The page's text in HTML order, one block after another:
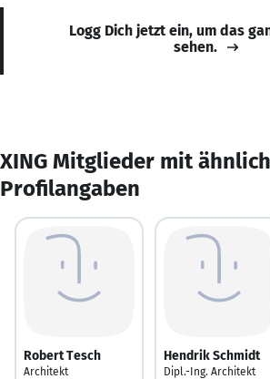
Logg Dich jetzt ein, um das
sehen.
XING Mitglieder mit
Profilangaben
Robert Tesch
Architekt
Hendrik Schmidt
Dipl.-Ing. Architekt